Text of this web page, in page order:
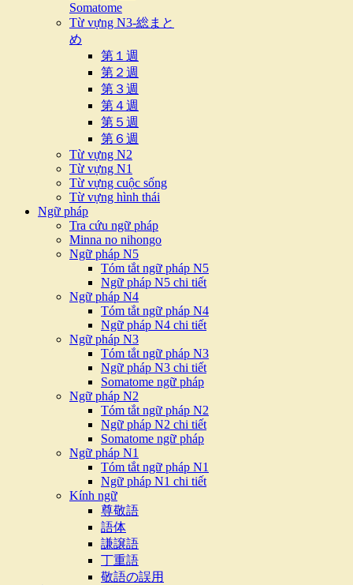
Somatome
Từ vựng N3-総まと
め
第１週
第２週
第３週
第４週
第５週
第６週
Từ vựng N2
Từ vựng N1
Từ vựng cuộc sống
Từ vựng hình thái
Ngữ pháp
Tra cứu ngữ pháp
Minna no nihongo
Ngữ pháp N5
Tóm tắt ngữ pháp N5
Ngữ pháp N5 chi tiết
Ngữ pháp N4
Tóm tắt ngữ pháp N4
Ngữ pháp N4 chi tiết
Ngữ pháp N3
Tóm tắt ngữ pháp N3
Ngữ pháp N3 chi tiết
Somatome ngữ pháp
Ngữ pháp N2
Tóm tắt ngữ pháp N2
Ngữ pháp N2 chi tiết
Somatome ngữ pháp
Ngữ pháp N1
Tóm tắt ngữ pháp N1
Ngữ pháp N1 chi tiết
Kính ngữ
尊敬語
語体
謙譲語
丁重語
敬語の誤用